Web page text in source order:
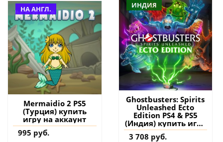
НА АНГЛ.
Mermaidio 2 PS5
(Турция) купить
игру на аккаунт
995 руб.
ИНДИЯ
Ghostbusters: Spirits
Unleashed Ecto
Edition PS4 & PS5
(Индия) купить игру
на аккаунт
3 708 руб.